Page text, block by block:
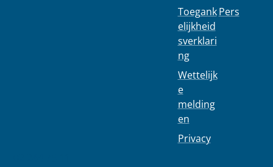
Toegank
elijkheid
sverklari
ng
Wettelijk
e
melding
en
Privacy
Pers